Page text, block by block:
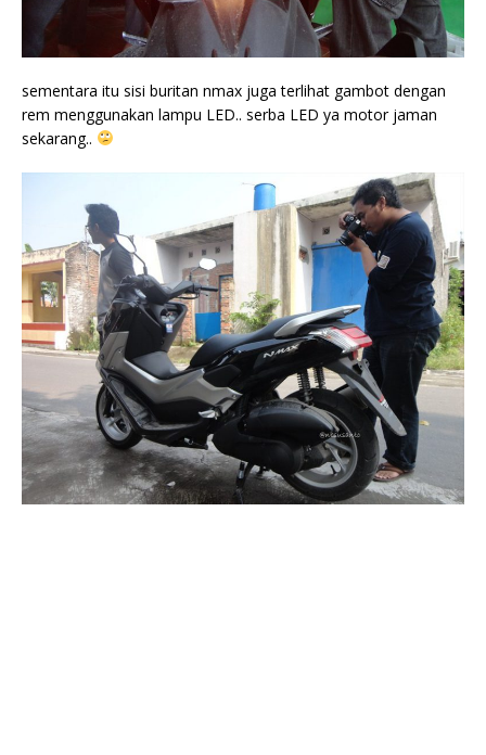
sementara itu sisi buritan nmax juga terlihat gambot dengan
rem menggunakan lampu LED.. serba LED ya motor jaman
sekarang..